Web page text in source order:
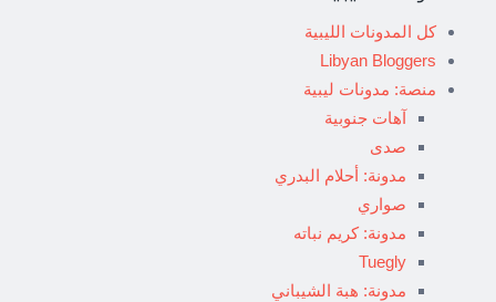
كل المدونات الليبية
Libyan Bloggers
منصة: مدونات ليبية
آهات جنوبية
صدى
مدونة: أحلام البدري
صواري
مدونة: كريم نباته
Tuegly
مدونة: هبة الشيباني